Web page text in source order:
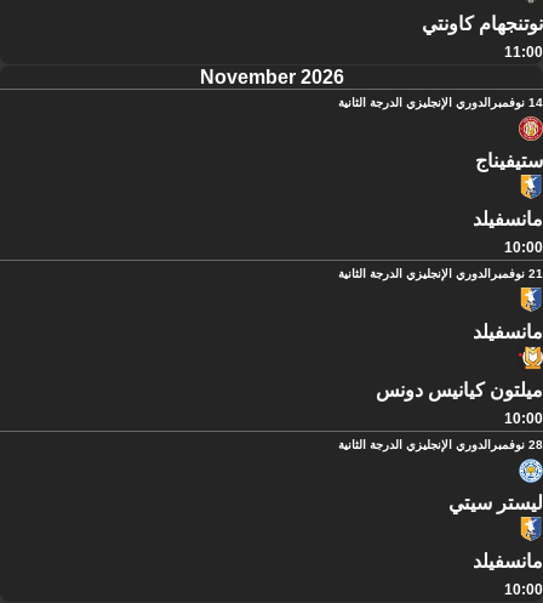
نوتنجهام كاونتي
11:00
November 2026
14 نوفمبر الدوري الإنجليزي الدرجة الثانية
ستيفيناج
مانسفيلد
10:00
21 نوفمبر الدوري الإنجليزي الدرجة الثانية
مانسفيلد
ميلتون كيانيس دونس
10:00
28 نوفمبر الدوري الإنجليزي الدرجة الثانية
ليستر سيتي
مانسفيلد
10:00